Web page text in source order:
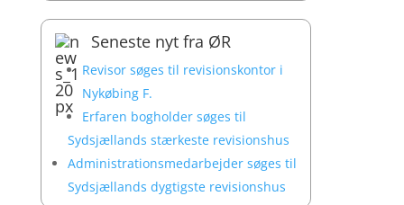
Seneste nyt fra ØR
Revisor søges til revisionskontor i
Nykøbing F.
Erfaren bogholder søges til
Sydsjællands stærkeste revisionshus
Administrationsmedarbejder søges til
Sydsjællands dygtigste revisionshus